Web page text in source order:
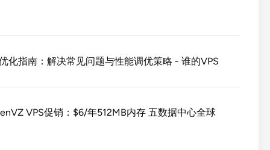
化指南：解决常见问题与性能调优策略 - 谁的VPS
VPS促销：$6/年512MB内存 五数据中心全球